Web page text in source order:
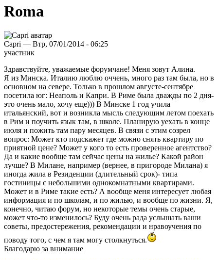
Roma
Capri — Втр, 07/01/2014 - 06:25
участник
Здравствуйте, уважаемые форумчане! Меня зовут Алина.
Я из Минска. Италию люблю оччень, много раз там была, но в
основном на севере. Только в прошлом августе-сентябре
посетила юг: Неаполь и Капри. В Риме была дважды по 2 дня-
это очень мало, хочу еще))) В Минске 1 год учила
итальянский, вот и возникла мысль следующим летом поехать
в Рим и поучить язык там, в школе. Планирую уехать в конце
июля и пожить там пару месяцев. В связи с этим созрел
вопрос: Может кто подскажет где можно снять квартиру по
приятной цене? Может у кого то есть проверенное агентство?
Да и какие вообще там сейчас цены на жилье? Какой район
лучше? В Милане, например (вернее, в пригороде Милана) я
иногда жила в Резиденции (длительный срок)- типа
гостиницы с небольшими однокомнатными квартирами.
Может и в Риме такие есть? А вообще меня интересует любая
информация и по школам, и по жилью, и вообще по жизни. Я,
конечно, читаю форум, но некоторые темы очень старые,
может что-то изменилось? Буду очень рада услышать ваши
советы, предостережения, рекомендации и нравоучения по
поводу того, с чем я там могу столкнуться.
Благодарю за внимание